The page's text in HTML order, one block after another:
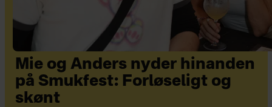
Mie og Anders nyder hinanden
på Smukfest: Forløseligt og
skønt